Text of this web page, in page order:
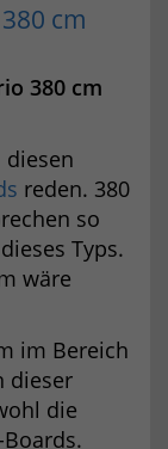
cm
380 cm
reden. 380
so
Typs.
wäre
im Bereich
dieser
die